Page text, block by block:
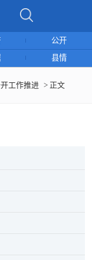
公开
县情
工作推进 > 正文